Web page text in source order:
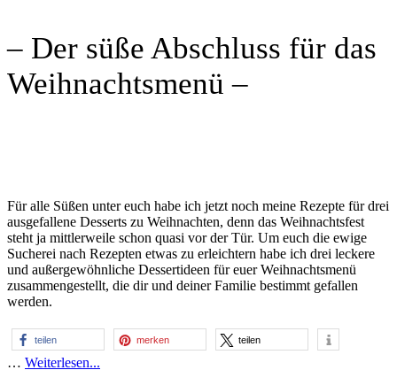
– Der süße Abschluss für das
Weihnachtsmenü –
Für alle Süßen unter euch habe ich jetzt noch meine Rezepte für drei
ausgefallene Desserts zu Weihnachten, denn das Weihnachtsfest
steht ja mittlerweile schon quasi vor der Tür. Um euch die ewige
Sucherei nach Rezepten etwas zu erleichtern habe ich drei leckere
und außergewöhnliche Dessertideen für euer Weihnachtsmenü
zusammengestellt, die dir und deiner Familie bestimmt gefallen
werden.
teilen merken teilen
… Weiterlesen...